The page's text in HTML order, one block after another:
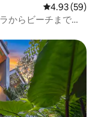
レビュー59
4.93 (59)
からビーチまで徒